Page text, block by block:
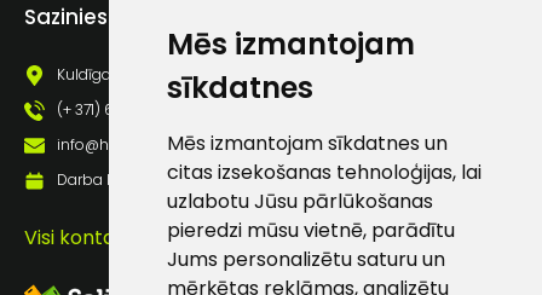
Mēs izmantojam
sīkdatnes
Mēs izmantojam sīkdatnes un
citas izsekošanas tehnoloģijas, lai
uzlabotu Jūsu pārlūkošanas
pieredzi mūsu vietnē, parādītu
Jums personalizētu saturu un
mērķētas reklāmas, analizētu
Sazinies ar mums
Kuldīgas iela 69a, Saldus, Saldus nov., LV - 3801
(+ 371) 63 881 186
info@hards.lv
Darba laiks: Darbadienās: 8:00 - 17:00
Visi kontakti
Sūtīt ziņojumu
Klientu
atbalsts